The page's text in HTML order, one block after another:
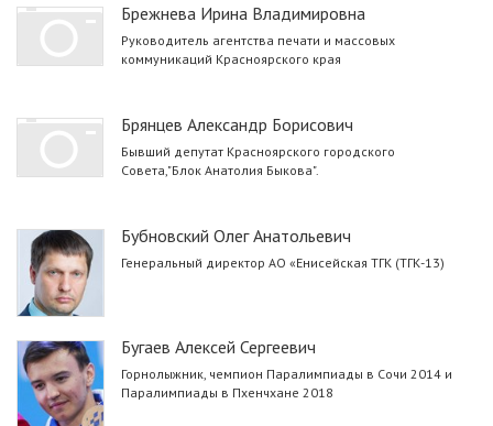
Брежнева Ирина Владимировна
Руководитель агентства печати и массовых
коммуникаций Красноярского края
Брянцев Александр Борисович
Бывший депутат Красноярского городского
Совета,"Блок Анатолия Быкова".
Бубновский Олег Анатольевич
Генеральный директор АО «Енисейская ТГК (ТГК-13)
Бугаев Алексей Сергеевич
Горнолыжник, чемпион Паралимпиады в Сочи 2014 и
Паралимпиады в Пхенчхане 2018